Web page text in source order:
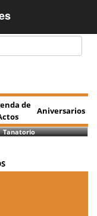
de
Aniversarios
Tanatorio